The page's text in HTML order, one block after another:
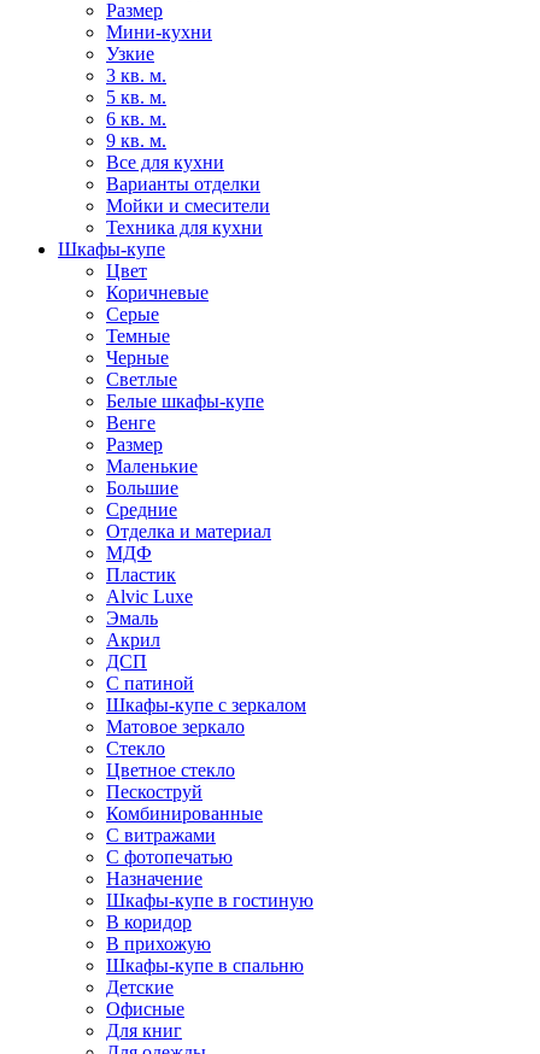
Размер
Мини-кухни
Узкие
3 кв. м.
5 кв. м.
6 кв. м.
9 кв. м.
Все для кухни
Варианты отделки
Мойки и смесители
Техника для кухни
Шкафы-купе
Цвет
Коричневые
Серые
Темные
Черные
Светлые
Белые шкафы-купе
Венге
Размер
Маленькие
Большие
Средние
Отделка и материал
МДФ
Пластик
Alvic Luxe
Эмаль
Акрил
ДСП
С патиной
Шкафы-купе с зеркалом
Матовое зеркало
Стекло
Цветное стекло
Пескоструй
Комбинированные
С витражами
С фотопечатью
Назначение
Шкафы-купе в гостиную
В коридор
В прихожую
Шкафы-купе в спальню
Детские
Офисные
Для книг